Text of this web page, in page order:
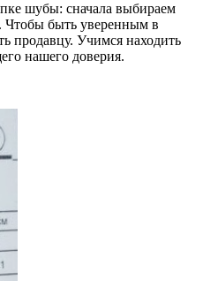
шубы: сначала выбираем
Чтобы быть уверенным в
продавцу. Учимся находить
нашего доверия.